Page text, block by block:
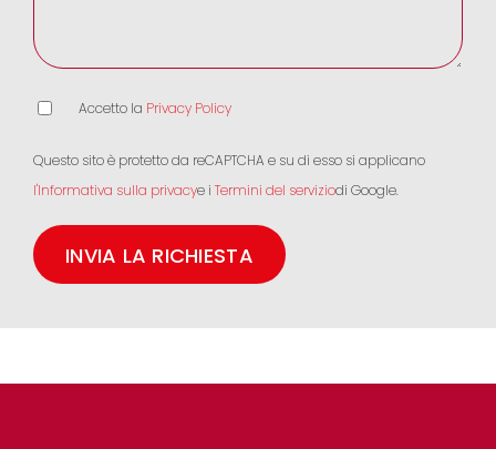
Accetto la Privacy Policy
Questo sito è protetto da reCAPTCHA e su di esso si applicano
l'Informativa sulla privacye i Termini del serviziodi Google.